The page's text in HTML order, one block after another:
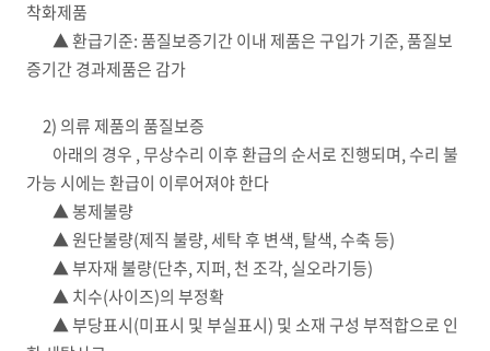
착화제품
▲ 환급기준: 품질보증기간 이내 제품은 구입가 기준, 품질보
증기간 경과제품은 감가
2) 의류 제품의 품질보증
아래의 경우 , 무상수리 이후 환급의 순서로 진행되며, 수리 불
가능 시에는 환급이 이루어져야 한다
▲ 봉제불량
▲ 원단불량(제직 불량, 세탁 후 변색, 탈색, 수축 등)
▲ 부자재 불량(단추, 지퍼, 천 조각, 실오라기등)
▲ 치수(사이즈)의 부정확
▲ 부당표시(미표시 및 부실표시) 및 소재 구성 부적합으로 인